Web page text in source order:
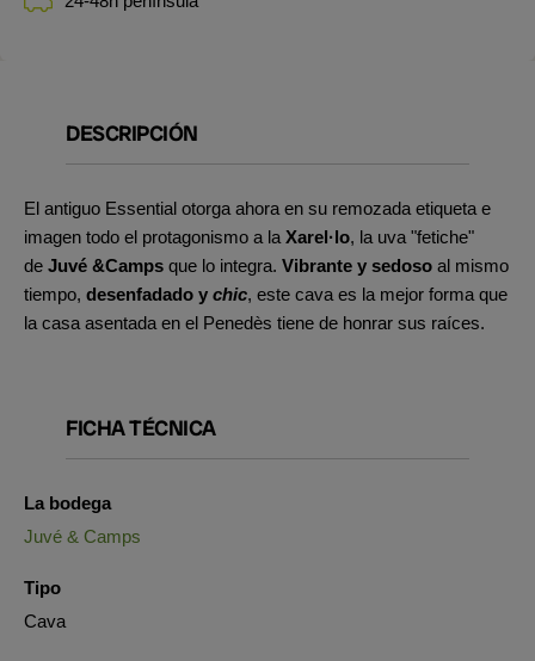
DESCRIPCIÓN
El antiguo Essential otorga ahora en su remozada etiqueta e
imagen todo el protagonismo a la Xarel·lo, la uva "fetiche"
de Juvé &Camps que lo integra. Vibrante y sedoso al mismo
tiempo, desenfadado y chic, este cava es la mejor forma que
la casa asentada en el Penedès tiene de honrar sus raíces.
FICHA TÉCNICA
La bodega
Juvé & Camps
Tipo
Cava